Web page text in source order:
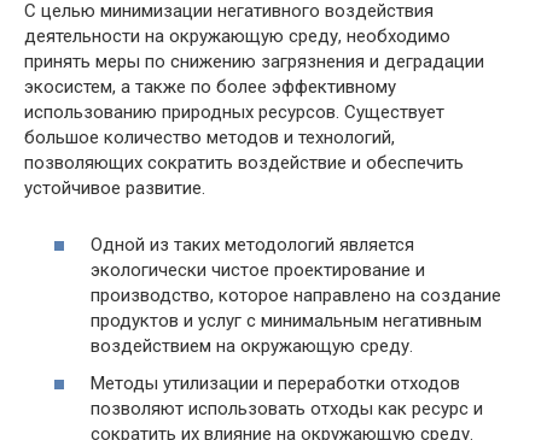
С целью минимизации негативного воздействия
деятельности на окружающую среду, необходимо
принять меры по снижению загрязнения и деградации
экосистем, а также по более эффективному
использованию природных ресурсов. Существует
большое количество методов и технологий,
позволяющих сократить воздействие и обеспечить
устойчивое развитие.
Одной из таких методологий является
экологически чистое проектирование и
производство, которое направлено на создание
продуктов и услуг с минимальным негативным
воздействием на окружающую среду.
Методы утилизации и переработки отходов
позволяют использовать отходы как ресурс и
сократить их влияние на окружающую среду.